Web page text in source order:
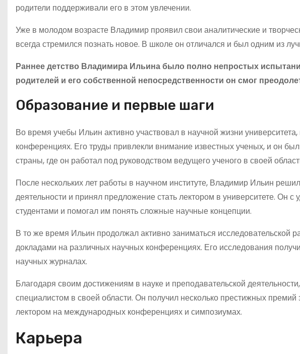
родители поддерживали его в этом увлечении.
Уже в молодом возрасте Владимир проявил свои аналитические и
всегда стремился познать новое. В школе он отличался и был одним из
Раннее детство Владимира Ильина было полно непростых
родителей и его собственной непосредственности он смог
Образование и первые шаги
Во время учебы Ильин активно участвовал в научной жизни
конференциях. Его труды привлекли внимание известных ученых, и он
страны, где он работал под руководством ведущего ученого в своей
После нескольких лет работы в научном институте, Владимир Ильин
деятельности и принял предложение стать лектором в университете. Он
студентами и помогал им понять сложные научные концепции.
В то же время Ильин продолжал активно заниматься исследовательской
докладами на различных научных конференциях. Его исследования
научных журналах.
Благодаря своим достижениям в науке и преподавательской
специалистом в своей области. Он получил несколько престижных
лектором на международных конференциях и симпозиумах.
Карьера